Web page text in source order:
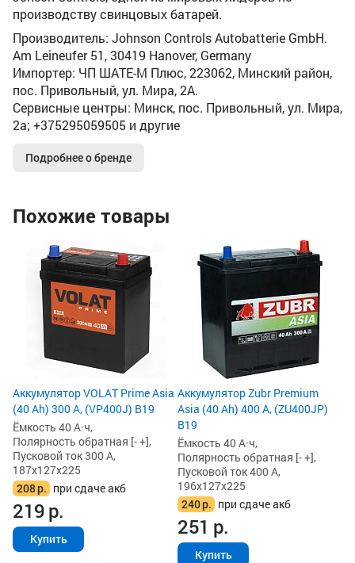
производству свинцовых батарей.
Производитель: Johnson Controls Autobatterie GmbH.
Am Leineufer 51, 30419 Hanover, Germany
Импортер: ЧП ШАТЕ-М Плюс, 223062, Минский район,
пос. Привольный, ул. Мира, 2А.
Сервисные центры: Минск, пос. Привольный, ул. Мира,
2а; +375295059505 и другие
Подробнее о бренде
Похожие товары
Аккумулятор VOLAT Prime Asia
(40 Ah) 300 А, (VP400J) B19
Ёмкость 40 А·ч,
Полярность обратная [- +],
Пусковой ток 300 А,
187x127x225
208р. при сдаче акб
219р.
Купить
Аккумулятор Zubr Premium
Asia (40 Ah) 400 А, (ZU400JP)
B19
Ёмкость 40 А·ч,
Полярность обратная [- +],
Пусковой ток 400 А,
196x127x225
240р. при сдаче акб
251 р.
Купить